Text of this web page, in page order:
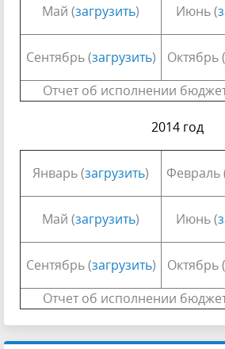
Май (загрузить) Июнь (
Сентябрь (загрузить) Октябрь (
Отчет об исполнении
2014 год
Январь (загрузить) Февраль
Май (загрузить) Июнь (
Сентябрь (загрузить) Октябрь (
Отчет об исполнении